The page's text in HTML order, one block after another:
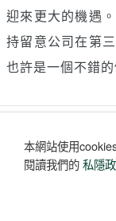
迎來更大的機遇
持留意公司在第
也許是一個不錯的
評論 (0)
本網站使用
閱讀我們的私隱